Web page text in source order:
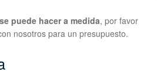
puede hacer a medida, por favor
nosotros para un presupuesto.